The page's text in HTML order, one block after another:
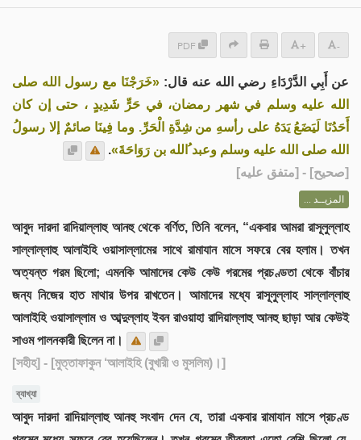
PDF + -
عن أَبِي الدَّرْدَاءِ رضي الله عنه قال:«خَرَجْنَا مع رسول الله صلى
الله عليه وسلم في شهر رمضان، في حَرٍّ شَدِيدٍ ، حتى إن كان
أَحَدُنَا لَيَضَعُ يَدَهُ على رأسهِ من شِدَّةِ الْحَرِّ. وما فِينَا صائمٌ إلا رسولُ
الله صلى الله عليه وسلم وعبد ُالله بن رَوَاحَةَ».
[صحيح] - [متفق عليه]
المزيــد ...
আবুদ দারদা রাদিয়াল্লাহু আনহু থেকে বর্ণিত, তিনি বলেন, “একবার আমরা রাসূলুল্লাহ
সাল্লাল্লাহু আলাইহি ওয়াসাল্লামের সাথে রামাযান মাসে সফরে বের হলাম। তখন
অত্যন্ত গরম ছিলো; এমনকি আমাদের কেউ কেউ গরমের প্রচণ্ডতা থেকে বাঁচার
জন্য নিজের হাত মাথার উপর রাখতেন। আমাদের মধ্যে রাসূলুল্লাহ সাল্লাল্লাহু
আলাইহি ওয়াসাল্লাম ও আব্দুল্লাহ ইবন রাওয়াহা রাদিয়াল্লাহু আনহু ছাড়া আর কেউই
সাওম পালনকারী ছিলেন না।
[সহীহ] - [মুত্তাফাকুন ‘আলাইহি (বুখারী ও মুসলিম)।]
ব্যাখ্যা
আবুদ দারদা রাদিয়াল্লাহু আনহু সংবাদ দেন যে, তারা একবার রামাযান মাসে প্রচণ্ড